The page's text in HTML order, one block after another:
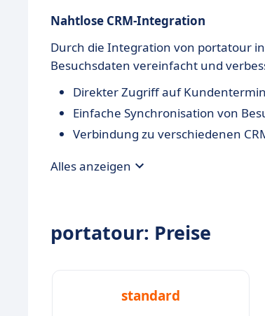
Nahtlose CRM-Integration
Durch die Integration von portatour
Besuchsdaten vereinfacht und
Direkter Zugriff auf
Einfache Synchronisation von
Verbindung zu verschiedenen
Alles anzeigen
portatour: Preise
standard